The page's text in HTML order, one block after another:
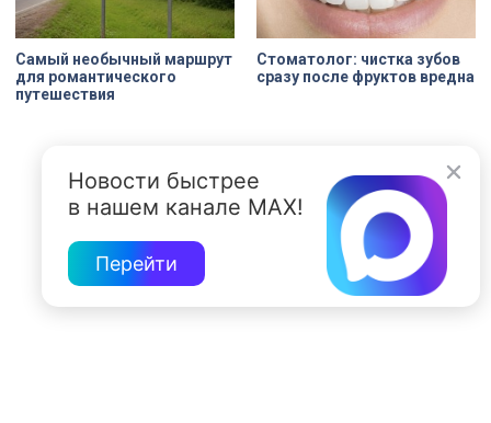
Самый необычный маршрут
для романтического
путешествия
Стоматолог: чистка зубов
сразу после фруктов вредна
Новости быстрее
в нашем канале MAX!
Перейти